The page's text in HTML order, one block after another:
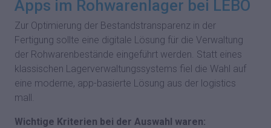
Apps im Rohwarenlager bei LEBO
Zur Optimierung der Bestandstransparenz in der
Fertigung sollte eine digitale Lösung für die Verwaltung
der Rohwarenbestände eingeführt werden. Statt eines
klassischen Lagerverwaltungssystems fiel die Wahl auf
eine moderne, app-basierte Lösung aus der logistics
mall.
Wichtige Kriterien bei der Auswahl waren: